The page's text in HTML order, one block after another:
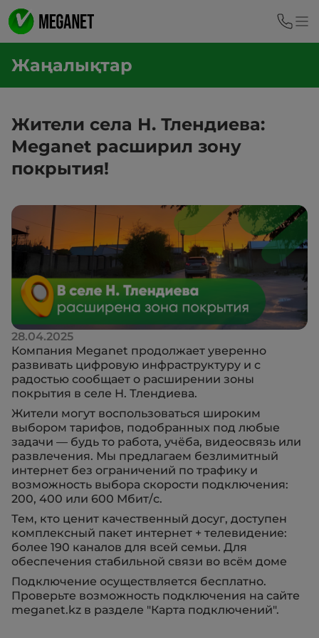
Жаңалықтар
Жители села Н. Тлендиева:
Meganet расширил зону
покрытия!
28.04.2025
Компания Meganet продолжает уверенно
развивать цифровую инфраструктуру и с
радостью сообщает о расширении зоны
покрытия в селе Н. Тлендиева.
Жители могут воспользоваться широким
выбором тарифов, подобранных под любые
задачи — будь то работа, учёба, видеосвязь или
развлечения. Мы предлагаем безлимитный
интернет без ограничений по трафику и
возможность выбора скорости подключения:
200, 400 или 600 Мбит/с.
Тем, кто ценит качественный досуг, доступен
комплексный пакет интернет + телевидение:
более 190 каналов для всей семьи. Для
обеспечения стабильной связи во всём доме
Подключение осуществляется бесплатно.
Проверьте возможность подключения на сайте
meganet.kz в разделе "Карта подключений".